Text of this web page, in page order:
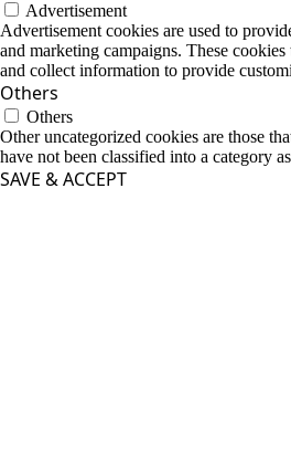
Advertisement
Advertisement cookies are used to
and marketing campaigns. These
and collect information to provide
Others
Others
Other uncategorized cookies are those
have not been classified into a category
SAVE & ACCEPT